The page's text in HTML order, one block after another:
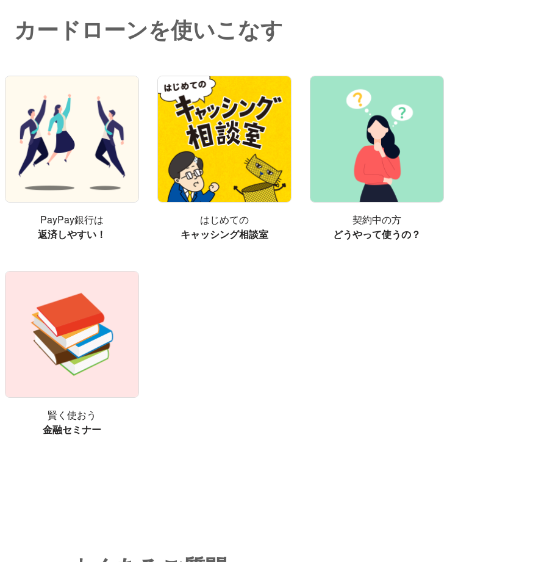
カードローンを使いこなす
PayPay銀行は
返済しやすい！
はじめての
キャッシング相談室
契約中の方
どうやって使うの？
賢く使おう
金融セミナー